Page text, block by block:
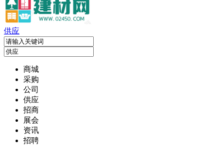
供应
商城
采购
公司
供应
招商
展会
资讯
招聘